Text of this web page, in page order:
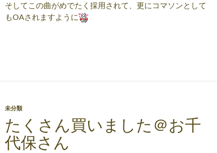
そしてこの曲がめでたく採用されて、更にコマソンとして
もOAされますように
未分類
たくさん買いました＠お千
代保さん